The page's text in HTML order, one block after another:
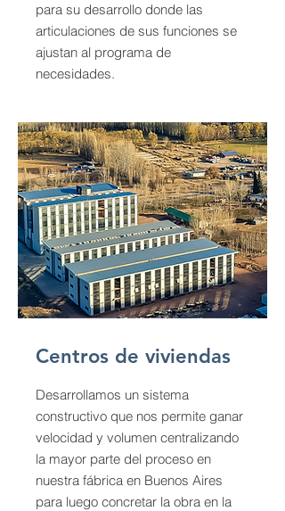
para su desarrollo donde las
articulaciones de sus funciones se
ajustan al programa de
necesidades.
Centros de viviendas
Desarrollamos un sistema
constructivo que nos permite ganar
velocidad y volumen centralizando
la mayor parte del proceso en
nuestra fábrica en Buenos Aires
para luego concretar la obra en la